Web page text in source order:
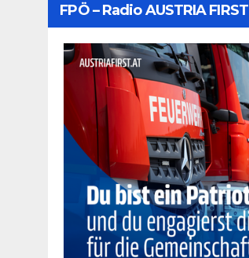
FPÖ – Radio AUSTRIA FIRST